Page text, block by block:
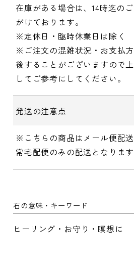
在庫がある場合は、14時迄の
がけております。
※定休日・臨時休業日は除く
※ご注文の混雑状況・お支払
後することがございますので
してご参考にしてください。
発送の注意点
※こちらの商品はメール便配
常宅配便のみの配送となります
石の意味・キーワード
ヒーリング・お守り・瞑想に